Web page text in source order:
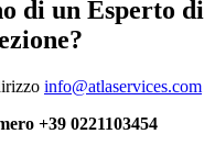
di un Esperto di
info@atlaservices.com
+39 0221103454